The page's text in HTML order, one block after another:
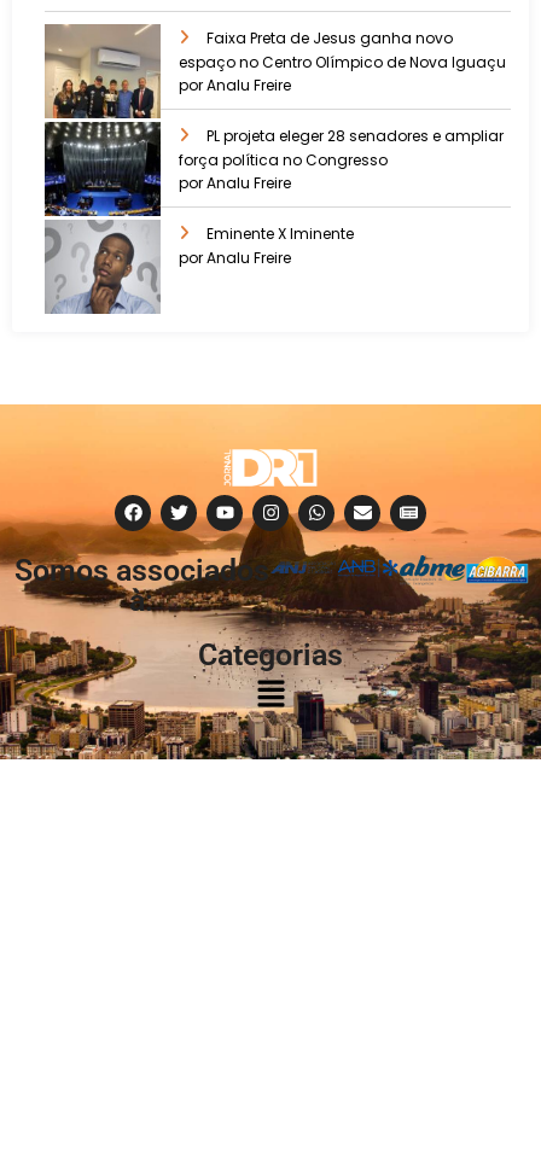
Faixa Preta de Jesus ganha novo
espaço no Centro Olímpico de Nova Iguaçu
por Analu Freire
PL projeta eleger 28 senadores e ampliar
força política no Congresso
por Analu Freire
Eminente X Iminente
por Analu Freire
Somos associados
à:
Categorias